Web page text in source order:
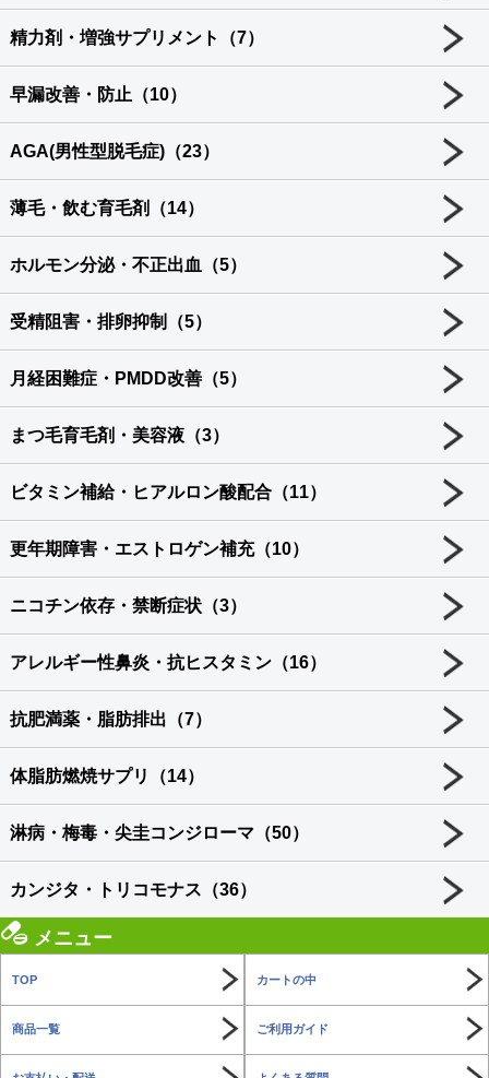
精力剤・増強サプリメント（7）
早漏改善・防止（10）
AGA(男性型脱毛症)（23）
薄毛・飲む育毛剤（14）
ホルモン分泌・不正出血（5）
受精阻害・排卵抑制（5）
月経困難症・PMDD改善（5）
まつ毛育毛剤・美容液（3）
ビタミン補給・ヒアルロン酸配合（11）
更年期障害・エストロゲン補充（10）
ニコチン依存・禁断症状（3）
アレルギー性鼻炎・抗ヒスタミン（16）
抗肥満薬・脂肪排出（7）
体脂肪燃焼サプリ（14）
淋病・梅毒・尖圭コンジローマ（50）
カンジタ・トリコモナス（36）
メニュー
TOP カートの中
商品一覧 ご利用ガイド